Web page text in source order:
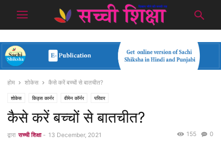
होम शोकेस कैसे करें बच्चों से बातचीत?
शोकेस किड्स कार्नर वीमेन कॉर्नर परिवार
कैसे करें बच्चों से बातचीत?
द्वारा सच्ची शिक्षा - 13 December, 2021 0
155